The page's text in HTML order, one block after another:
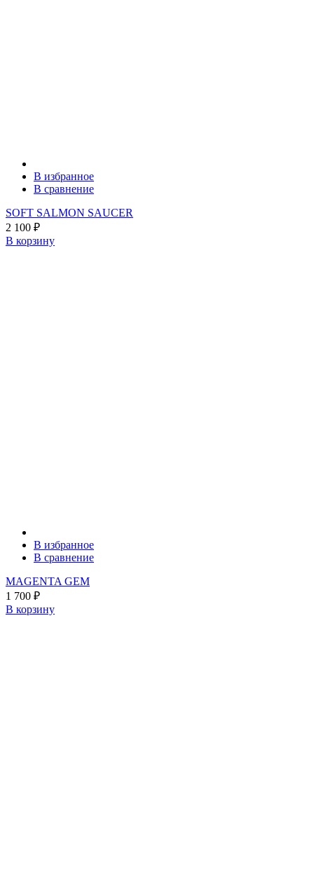
В избранное
В сравнение
SOFT SALMON SAUCER
2 100 ₽
В корзину
В избранное
В сравнение
MAGENTA GEM
1 700 ₽
В корзину